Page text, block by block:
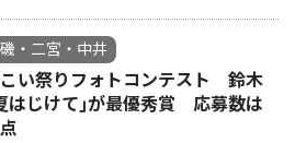
・二宮・中井
い祭りフォトコンテスト 鈴木
はじけて｣が最優秀賞 応募数は